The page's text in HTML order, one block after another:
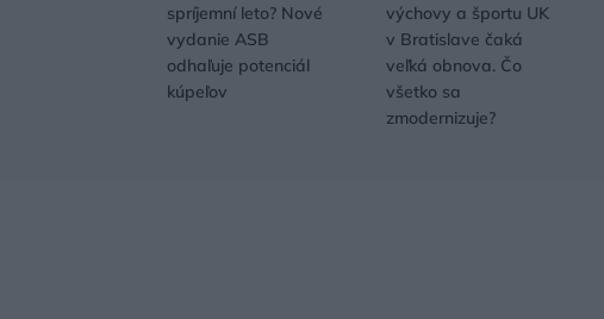
spríjemní leto? Nové
vydanie ASB
odhaľuje potenciál
kúpeľov
výchovy a športu UK
v Bratislave čaká
veľká obnova. Čo
všetko sa
zmodernizuje?